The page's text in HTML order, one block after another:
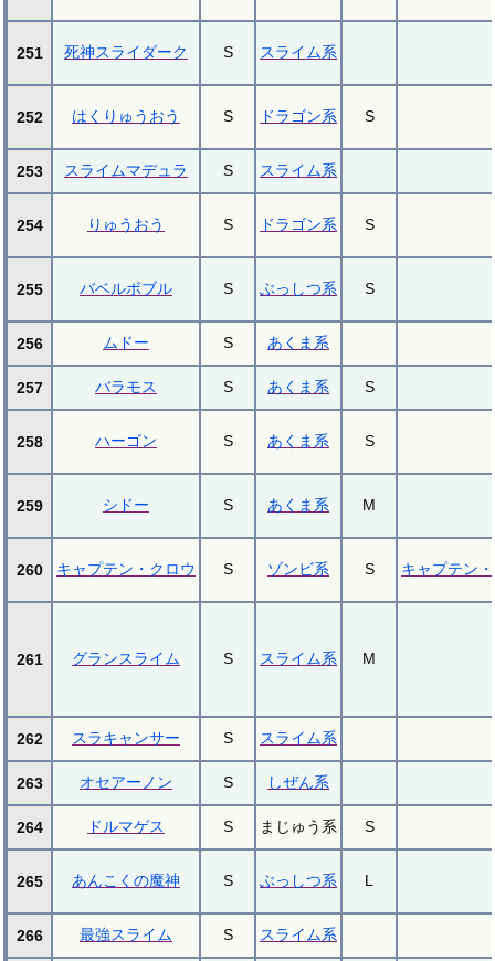
251 死神スライダーク S スライム系
252 はくりゅうおう S ドラゴン系 S
253 スライムマデュラ S スライム系
254 りゅうおう S ドラゴン系 S
255 バベルボブル S ぶっしつ系 S
256 ムドー S あくま系
257 バラモス S あくま系 S
258 ハーゴン S あくま系 S
259 シドー S あくま系 M
260 キャプテン・クロウ S ゾンビ系 S キャプテン
261 グランスライム S スライム系 M
262 スラキャンサー S スライム系
263 オセアーノン S しぜん系
264 ドルマゲス S まじゅう系 S
265 あんこくの魔神 S ぶっしつ系 L
266 最強スライム S スライム系